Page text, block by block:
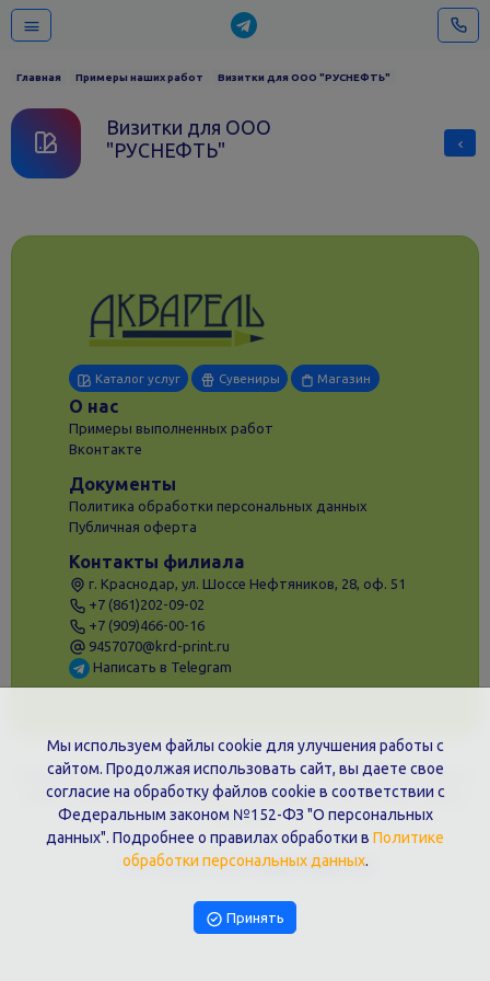
Главная Примеры наших работ Визитки для ООО "РУСНЕФТЬ"
Визитки для ООО
"РУСНЕФТЬ"
Каталог услуг Сувениры Магазин
О нас
Примеры выполненных работ
Вконтакте
Документы
Политика обработки персональных данных
Публичная оферта
Контакты филиала
г. Краснодар, ул. Шоссе Нефтяников, 28, оф. 51
+7 (861)202-09-02
+7 (909)466-00-16
9457070@krd-print.ru
Написать в Telegram
ИП Гончарова Нина Николаевна, ИНН: ИНН 231203775909, Юр.адрес:
350051, Краснодарский край, г. Краснодар, ул. Шоссе Нефтяников,
28, оф.51
Мы используем файлы cookie для улучшения работы с
сайтом. Продолжая использовать сайт, вы даете свое
согласие на обработку файлов cookie в соответствии с
Федеральным законом №152-ФЗ "О персональных
данных". Подробнее о правилах обработки в Политике
обработки персональных данных.
Принять
Сайт предоставленWEBTOPRINT24